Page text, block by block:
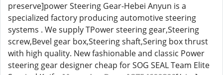
preserve]power Steering Gear-Hebei Anyun is a
specialized factory producing automotive steering
systems . We supply TPower steering gear,Steering
screw,Bevel gear box,Steering shaft,Sering box thrust
with high quality. New fashionable and classic Power
steering gear designer cheap for SOG SEAL Team Elite